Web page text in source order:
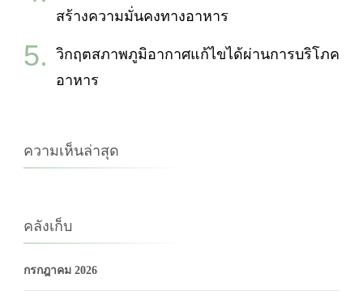
สร้างความมั่นคงทางอาหาร
วิกฤตสภาพภูมิอากาศแก้ไขได้ผ่านการบริโภค
อาหาร
ความเห็นล่าสุด
คลังเก็บ
กรกฎาคม 2026